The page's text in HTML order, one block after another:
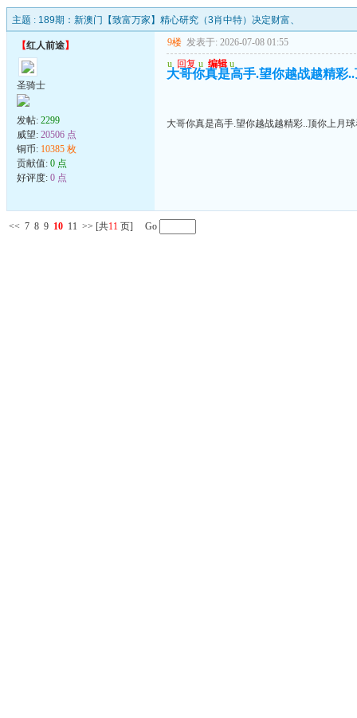
主题 : 189期：新澳门【致富万家】精心研究（3肖中特）决定财富、
【红人前途】
圣骑士
发帖: 2299
威望: 20506 点
铜币: 10385 枚
贡献值: 0 点
好评度: 0 点
9楼 发表于: 2026-07-08 01:55
u 回复 u 编辑 u
大哥你真是高手.望你越战越精彩
大哥你真是高手.望你越战越精彩..顶你上月
<< 7 8 9 10 11 >> [共11 页] Go